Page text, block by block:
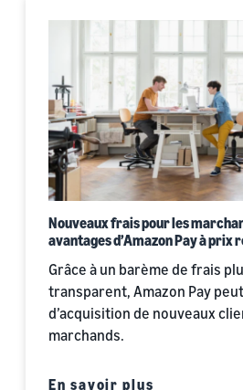
Nouveaux frais pour les
avantages d’Amazon Pay à prix
Grâce à un barème de frais
transparent, Amazon Pay
d’acquisition de nouveaux
marchands.
En savoir plus